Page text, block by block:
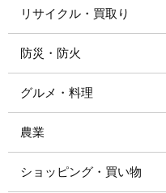
リサイクル・買取り
防災・防火
グルメ・料理
農業
ショッピング・買い物